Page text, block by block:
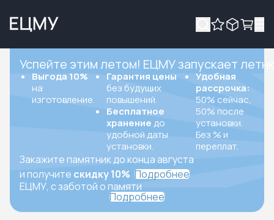
Успейте этим летом! ЕЦМУ запускает
Выгода 10%
на
изготовление.
Гарантия цены
без будущих
повышений.
Бесплатное
хранение до
удобной даты
установки.
Удобная
рассрочка:
50% сейчас,
50% после
установки.
Без % и
переплат.
Закажите памятник до конца августа
и получите скидку 10% Подробнее
ЕЦМУ, с заботой о памяти
Подробнее